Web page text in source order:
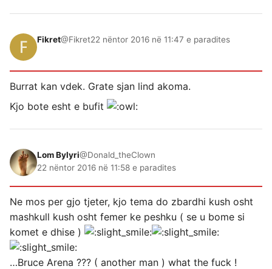
Fikret@Fikret22 nëntor 2016 në 11:47 e paradites
Burrat kan vdek. Grate sjan lind akoma.
Kjo bote esht e bufit
Lom Bylyri@Donald_theClown
22 nëntor 2016 në 11:58 e paradites
Ne mos per gjo tjeter, kjo tema do zbardhi kush osht
mashkull kush osht femer ke peshku ( se u bome si
komet e dhise )
…Bruce Arena ??? ( another man ) what the fuck !